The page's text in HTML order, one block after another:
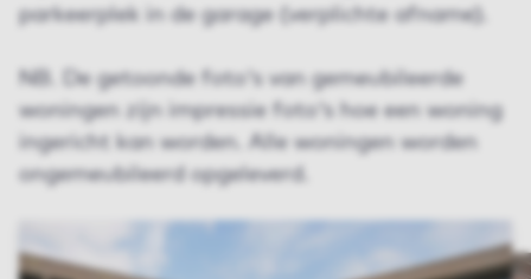
parkeerplek in de garage (verplichte afname).
NB. De getoonde foto's van gemeubileerde
woningen zijn impressie foto's hoe een woning
ingericht kan worden. Alle woningen worden
ongemeubileerd opgeleverd.